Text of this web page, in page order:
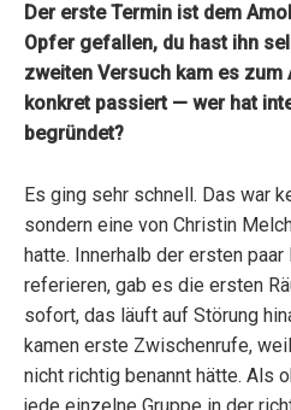
Der erste Termin ist dem
Opfer gefallen, du hast ihn
zweiten Versuch kam es zum
konkret passiert — wer hat
begründet?
Es ging sehr schnell. Das war
sondern eine von Christin
hatte. Innerhalb der ersten
referieren, gab es die ersten
sofort, das läuft auf Störung
kamen erste Zwischenrufe,
nicht richtig benannt hätte. Als